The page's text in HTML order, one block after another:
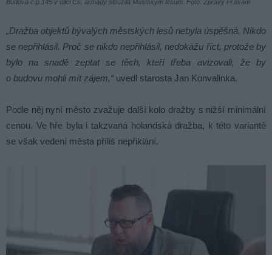
Budova č.p.145 v ulici Čs. armády sloužila Městským lesům. Foto: Zprávy Příbram
„Dražba objektů bývalých městských lesů nebyla úspěšná. Nikdo
se nepřihlásil. Proč se nikdo nepřihlásil, nedokážu říct, protože by
bylo na snadě zeptat se těch, kteří třeba avizovali, že by
o budovu mohli mít zájem,“ uvedl starosta Jan Konvalinka.
Podle něj nyní město zvažuje další kolo dražby s nižší minimální
cenou. Ve hře byla i takzvaná holandská dražba, k této variantě
se však vedení města příliš nepřiklání.